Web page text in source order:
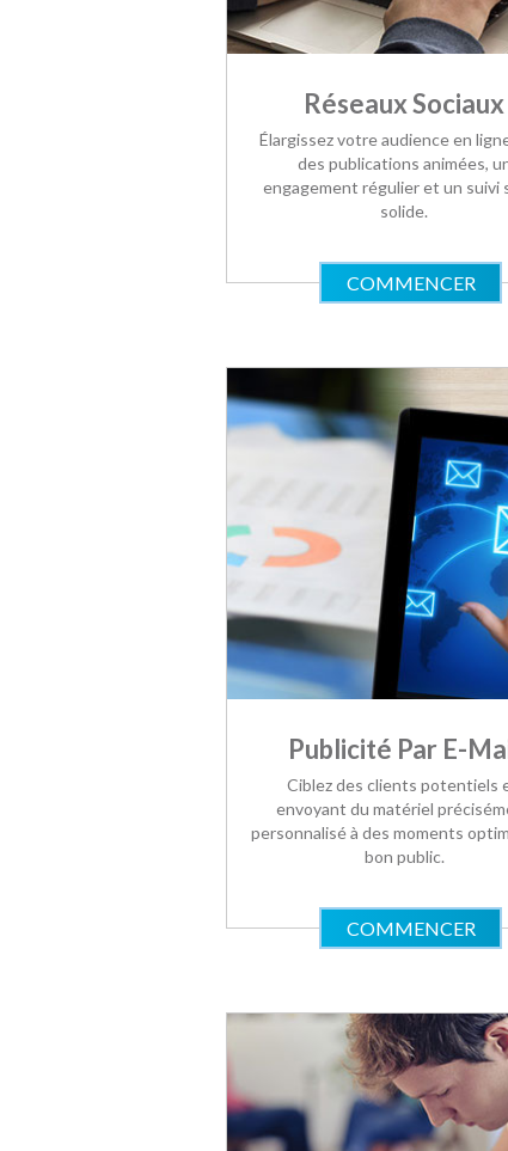
Réseaux Sociaux
Élargissez votre audience en
des publications animées,
engagement régulier et un suivi
solide.
COMMENCER
Publicité Par E-
Ciblez des clients potentiels
envoyant du matériel
personnalisé à des moments
bon public.
COMMENCER